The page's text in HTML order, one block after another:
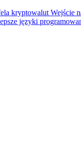
kryptowalut Wejście
języki